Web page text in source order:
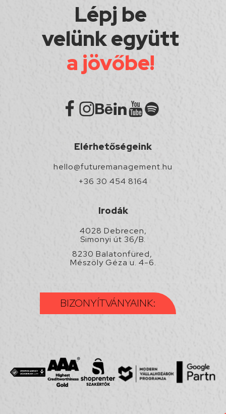
Lépj be
velünk együtt
a jövőbe!
Elérhetőségeink
hello@futuremanagement.hu
+36 30 454 8164
Irodák
4028 Debrecen,
Simonyi út 36/B.
8230 Balatonfüred,
Mészöly Géza u. 4-6.
BIZONYÍTVÁNYAINK: